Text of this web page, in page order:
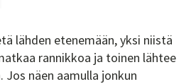
lähden etenemään, yksi niistä
rannikkoa ja toinen lähtee
Jos näen aamulla jonkun